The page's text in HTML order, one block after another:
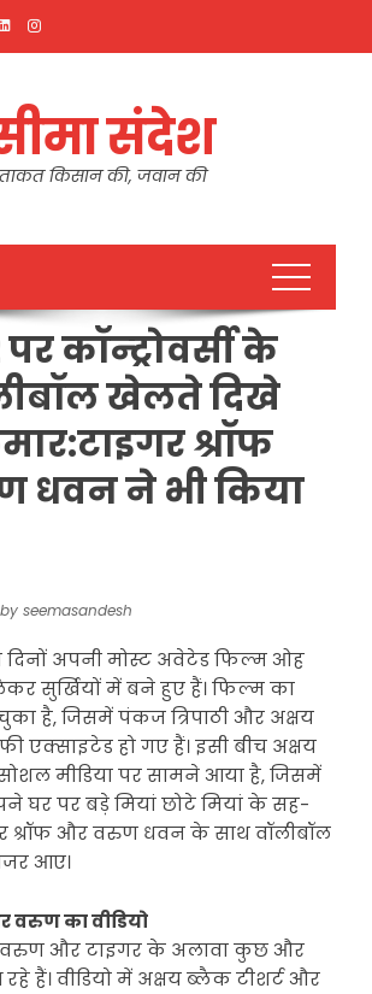
संदेश
ताकत किसान की, जवान की
कॉन्ट्रोवर्सी के
खेलते दिखे
श्रॉफ
धवन ने भी किया
by seemasandesh
दिनों अपनी मोस्ट अवेटेड फिल्म ओह
सुर्खियों में बने हुए हैं। फिल्म का
चुका है, जिसमें पंकज त्रिपाठी और अक्षय
एक्साइटेड हो गए हैं। इसी बीच अक्षय
मीडिया पर सामने आया है, जिसमें
घर पर बड़े मियां छोटे मियां के सह-
श्रॉफ और वरुण धवन के साथ वॉलीबॉल
आए।
वरुण का वीडियो
वरुण और टाइगर के अलावा कुछ और
हैं। वीडियो में अक्षय ब्लैक टीशर्ट और